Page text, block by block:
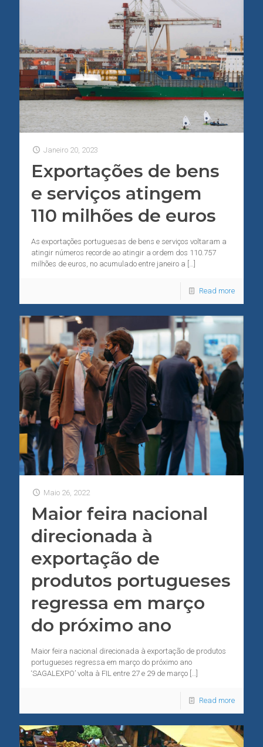
Janeiro 20, 2023
Exportações de bens
e serviços atingem
110 milhões de euros
As exportações portuguesas de bens e serviços voltaram a
atingir números recorde ao atingir a ordem dos 110.757
milhões de euros, no acumulado entre janeiro a […]
Read more
Maio 26, 2022
Maior feira nacional
direcionada à
exportação de
produtos portugueses
regressa em março
do próximo ano
Maior feira nacional direcionada à exportação de produtos
portugueses regressa em março do próximo ano
‘SAGALEXPO’ volta à FIL entre 27 e 29 de março […]
Read more